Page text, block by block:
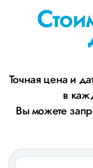
Точная цена и
в
Вы можете